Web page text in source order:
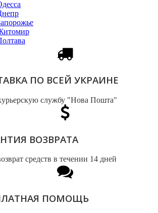
ПО ВСЕЙ УКРАИНЕ
службу "Нова Пошта"
ВОЗВРАТА
средств в течении 14 дней
ПОМОЩЬ